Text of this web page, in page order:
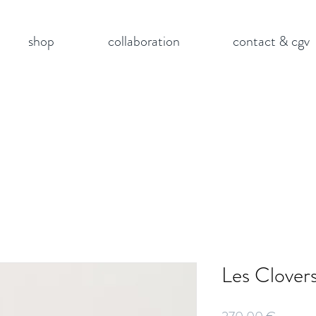
shop collaboration contact & cgv
Les